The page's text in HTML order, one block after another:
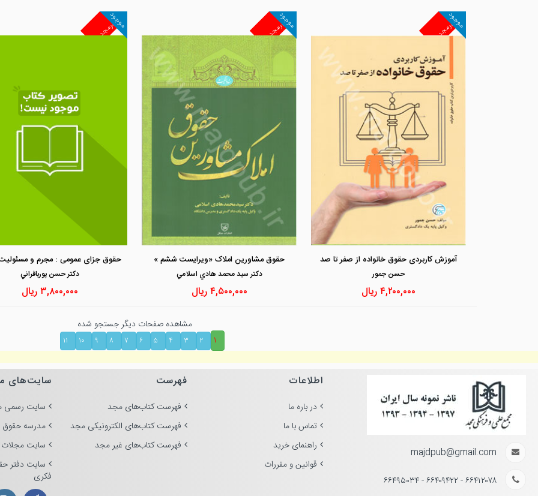
غیرمجد
موجود
مشاهده و خرید
آموزش کاربردی حقوق خانواده از صفر تا صد
حسن جمور
۴,۲۰۰,۰۰۰ریال
غیرمجد
موجود
حقوق مشاورین املاک «ویرایست ششم »
دكتر سيد محمد هادي اسلامي
۴,۵۰۰,۰۰۰ریال
غیرمجد
موجود
دكتر حسن پوربافراني
۳,۸۰۰,۰۰۰ریال
مشاهده صفحات دیگر جستجو شده
۱
۲ ۳ ۴ ۵ ۶ ۷ ۸ ۹ ۱۰ ۱۱
majdpub@gmail.com
۶۶۴۱۲۰۷۸ - ۶۶۴۰۹۴۲۲ - ۶۶۴۹۵۰۳۴
اطلاعات
در باره ما
تماس با ما
راهنمای خرید
قوانین و مقررات
فهرست
فهرست کتاب‌های مجد
فهرست کتاب‌های الکترونیکی مجد
فهرست کتاب‌های غیر مجد
سایت‌های
سایت رسمی
مدرسه
سایت
سایت دفتر
فکری